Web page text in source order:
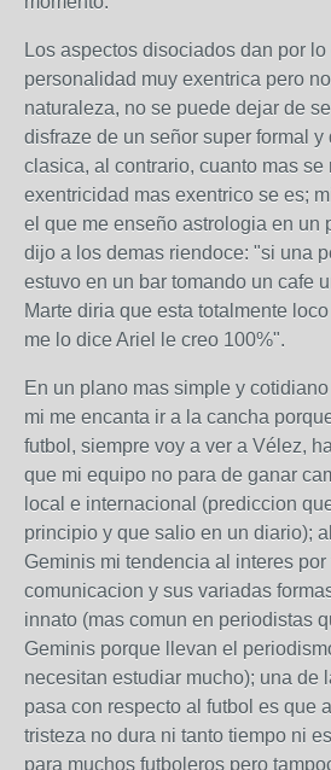
Los aspectos disociados dan por
personalidad muy exentrica pero
naturaleza, no se puede dejar de
disfraze de un señor super formal y
clasica, al contrario, cuanto mas se
exentricidad mas exentrico se es;
el que me enseño astrologia en un
dijo a los demas riendoce: "si una
estuvo en un bar tomando un cafe
Marte diria que esta totalmente
me lo dice Ariel le creo 100%".
En un plano mas simple y
mi me encanta ir a la cancha
futbol, siempre voy a ver a Vélez,
que mi equipo no para de ganar
local e internacional (prediccion
principio y que salio en un diario);
Geminis mi tendencia al interes
comunicacion y sus variadas
innato (mas comun en periodistas
Geminis porque llevan el
necesitan estudiar mucho); una de
pasa con respecto al futbol es que
tristeza no dura ni tanto tiempo ni
para muchos futboleros pero